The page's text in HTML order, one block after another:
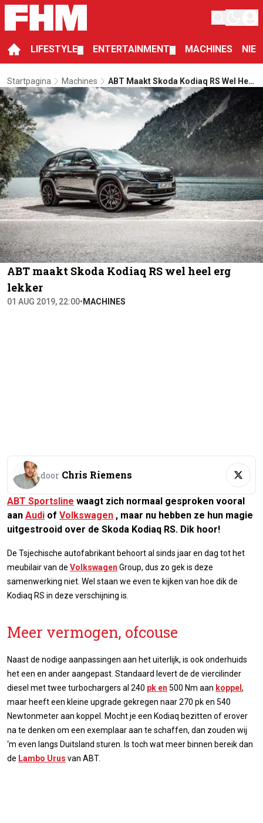
LIFESTYLE ENTERTAINMENT MACHINES
Startpagina Machines
ABT Maakt Skoda Kodiaq RS Wel Heel
Erg Lekker
ABT maakt Skoda Kodiaq RS wel heel erg
lekker
01 AUG 2019, 22:00• MACHINES
door Chris Riemens
ABT Sportsline waagt zich normaal gesproken vooral
aan Audi of Volkswagen , maar nu hebben ze hun magie
uitgestrooid over de Skoda Kodiaq RS. Dik hoor!
De Tsjechische autofabrikant behoort al sinds jaar en dag tot het
meubilair van de Volkswagen Group, dus zo gek is deze
samenwerking niet. Wel staan we even te kijken van hoe dik de
Kodiaq RS in deze verschijning is.
Meer vermogen, ofcouse
Naast de nodige aanpassingen aan het uiterlijk, is ook onderhuids
het een en ander aangepast. Standaard levert de de viercilinder
diesel met twee turbochargers al 240 pk en 500 Nm aan koppel ,
maar heeft een kleine upgrade gekregen naar 270 pk en 540
Newtonmeter aan koppel. Mocht je een Kodiaq bezitten of erover
na te denken om een exemplaar aan te schaffen, dan zouden wij
‘m even langs Duitsland sturen. Is toch wat meer binnen bereik dan
de Lambo Urus van ABT.